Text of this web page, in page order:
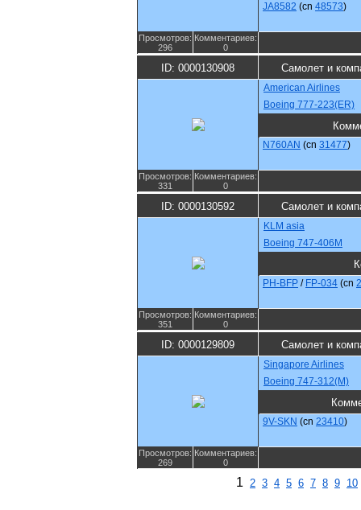
JA8582 (cn 48573)
Просмотров:
296
Комментариев:
0
ID: 0000130908 Самолет и
American Airlines
Boeing 777-223(ER)
N760AN (cn 31477)
Просмотров:
331
Комментариев:
0
ID: 0000130592 Самолет и
KLM asia
Boeing 747-406M
PH-BFP / FP-034 (cn
Просмотров:
351
Комментариев:
0
ID: 0000129809 Самолет и
Singapore Airlines
Boeing 747-312(M)
9V-SKN (cn 23410)
Просмотров:
269
Комментариев:
0
1 2 3 4 5 6 7 8 9 10